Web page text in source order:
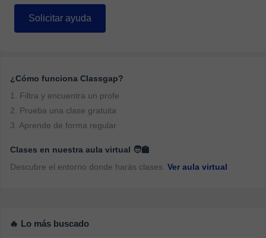
Solicitar ayuda
¿Cómo funciona Classgap?
1. Filtra y encuentra un profe
2. Prueba una clase gratuita
3. Aprende de forma regular
Clases en nuestra aula virtual 🧑‍🏫
Descubre el entorno donde harás clases. Ver aula virtual
🔥 Lo más buscado